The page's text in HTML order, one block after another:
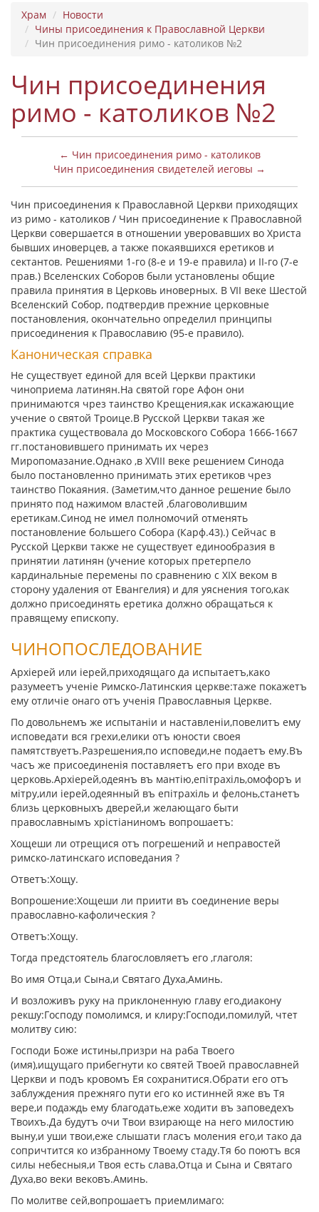
Храм
Новости
Чины присоединения к Православной Церкви
Чин присоединения римо - католиков №2
Чин присоединения
римо - католиков №2
← Чин присоединения римо - католиков
Чин присоединения свидетелей иеговы →
Чин присоединения к Православной Церкви приходящих
из римо - католиков / Чин присоединение к Православной
Церкви совершается в отношении уверовавших во Христа
бывших иноверцев, а также покаявшихся еретиков и
сектантов. Решениями 1-го (8-е и 19-е правила) и II-го (7-е
прав.) Вселенских Соборов были установлены общие
правила принятия в Церковь иноверных. В VII веке Шестой
Вселенский Собор, подтвердив прежние церковные
постановления, окончательно определил принципы
присоединения к Православию (95-е правило).
Каноническая справка
Не существует единой для всей Церкви практики
чиноприема латинян.На святой горе Афон они
принимаются чрез таинство Крещения,как искажающие
учение о святой Троице.В Русской Церкви такая же
практика существовала до Московского Собора 1666-1667
гг.постановившего принимать их через
Миропомазание.Однако ,в XVIII веке решением Синода
было постановленно принимать этих еретиков чрез
таинство Покаяния. (Заметим,что данное решение было
принято под нажимом властей ,благоволившим
еретикам.Синод не имел полномочий отменять
постановление большего Собора (Карф.43).) Сейчас в
Русской Церкви также не существует единообразия в
принятии латинян (учение которых претерпело
кардинальные перемены по сравнению с XIX веком в
сторону удаления от Евангелия) и для уяснения того,как
должно присоединять еретика должно обращаться к
правящему епископу.
ЧИНОПОСЛЕДОВАНИЕ
Архiерей или iерей,приходящаго да испытаетъ,како
разумеетъ ученiе Римско-Латинския церкве:таже покажетъ
ему отличiе онаго отъ ученiя Православныя Церкве.
По довольнемъ же испытанiи и наставленiи,повелитъ ему
исповедати вся грехи,елики отъ юности своея
памятствуетъ.Разрешения,по исповеди,не подаетъ ему.Въ
часъ же присоединенiя поставляетъ его при входе въ
церковь.Архiерей,одеянъ въ мантiю,епiтрахiль,омофоръ и
мiтру,или iерей,одеянный въ епiтрахiль и фелонь,станетъ
близь церковныхъ дверей,и желающаго быти
православнымъ хрiстiаниномъ вопрошаетъ:
Хощеши ли отрещися отъ погрешений и неправостей
римско-латинскаго исповедания ?
Ответъ:Хощу.
Вопрошение:Хощеши ли приити въ соединение веры
православно-кафолическия ?
Ответъ:Хощу.
Тогда предстоятель благословляетъ его ,глаголя:
Во имя Отца,и Сына,и Святаго Духа,Аминь.
И возложивъ руку на приклоненную главу его,диакону
рекшу:Господу помолимся, и клиру:Господи,помилуй, чтет
молитву сию:
Господи Боже истины,призри на раба Твоего
(имя),ищущаго прибегнути ко святей Твоей православней
Церкви и подъ кровомъ Ея сохранитися.Обрати его отъ
заблуждения прежняго пути его ко истинней яже въ Тя
вере,и подаждь ему благодать,еже ходити въ заповедехъ
Твоихъ.Да будутъ очи Твои взирающе на него милостию
выну,и уши твои,еже слышати гласъ моления его,и тако да
сопричтится ко избранному Твоему стаду.Тя бо поютъ вся
силы небесныя,и Твоя есть слава,Отца и Сына и Святаго
Духа,во веки вековъ.Аминь.
По молитве сей,вопрошаетъ приемлимаго: